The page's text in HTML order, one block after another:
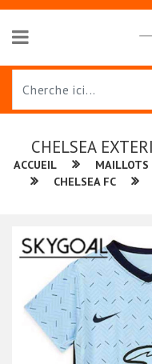
CHELSEA
ACCUEIL
CHELSEA FC